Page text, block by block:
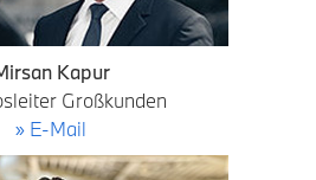
Kapur
Großkunden
» E-Mail